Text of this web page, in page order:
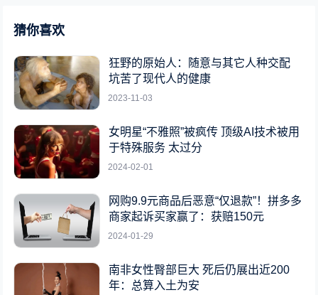
猜你喜欢
狂野的原始人：随意与其它人种交配
坑苦了现代人的健康
2023-11-03
女明星“不雅照”被疯传 顶级AI技术被用
于特殊服务 太过分
2024-02-01
网购9.9元商品后恶意“仅退款”！拼多多
商家起诉买家赢了：获赔150元
2024-01-29
南非女性臀部巨大 死后仍展出近200
年：总算入土为安